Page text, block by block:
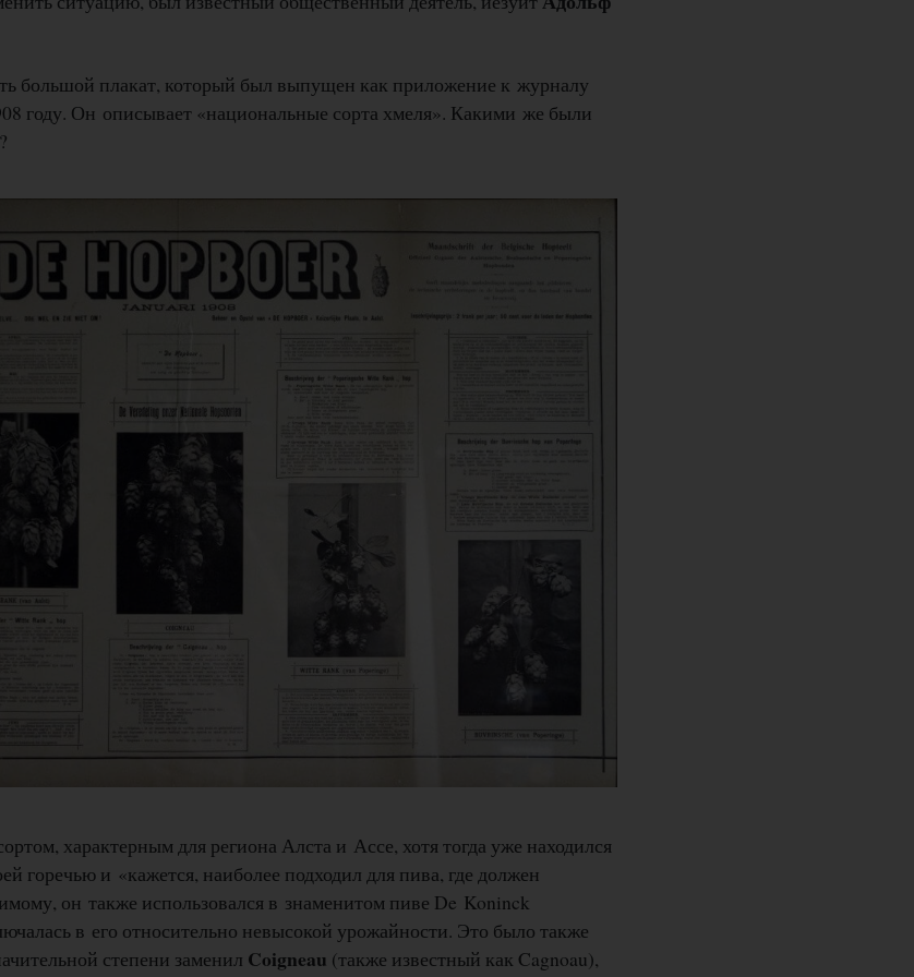
большой плакат, который был выпущен как приложение к журналу
году. Он описывает «национальные сорта хмеля». Какими же были
характерным для региона Алста и Ассе, хотя тогда уже находился
горечью и «кажется, наиболее подходил для пива, где должен
он также использовался в знаменитом пиве De Koninck
в его относительно невысокой урожайности. Это было также
степени заменил Coigneau (также известный как Cagnoau),